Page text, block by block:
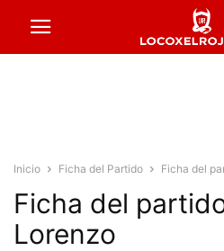
Inicio Ficha del Partido Ficha del
Ficha del
Lorenzo